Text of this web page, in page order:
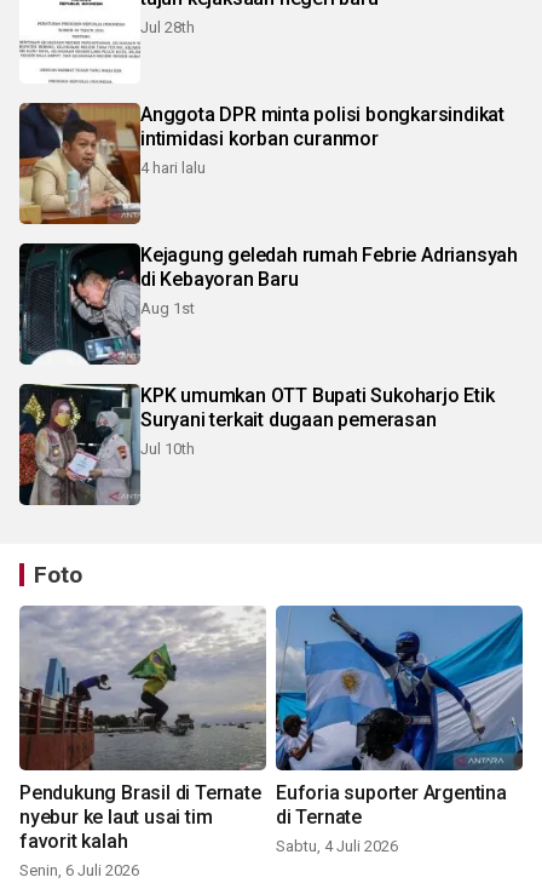
Jul 28th
Anggota DPR minta polisi bongkarsindikat
intimidasi korban curanmor
4 hari lalu
Kejagung geledah rumah Febrie Adriansyah
di Kebayoran Baru
Aug 1st
KPK umumkan OTT Bupati Sukoharjo Etik
Suryani terkait dugaan pemerasan
Jul 10th
Foto
Pendukung Brasil di Ternate
nyebur ke laut usai tim
favorit kalah
Senin, 6 Juli 2026
Euforia suporter Argentina
di Ternate
Sabtu, 4 Juli 2026